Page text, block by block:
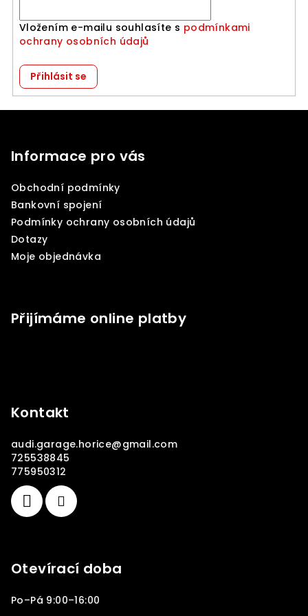
y
s
Vložením e-mailu souhlasíte s podmínkami
ochrany osobních údajů
Přihlásit se
Informace pro vás
Obchodní podmínky
Bankovní spojení
Podmínky ochrany osobních údajů
Dotazy
Moje objednávka
Přijímáme online platby
Kontakt
audi.garage.horice@gmail.com
725538845
775950312
Otevírací doba
Po–Pá 9:00–16:00